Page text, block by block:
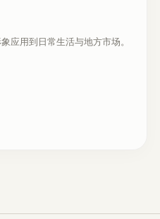
应用到日常生活与地方市场。